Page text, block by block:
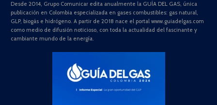
Desde 2014, Grupo Comunicar edita anualmente la GUÍA DEL GAS, única
publicación en Colombia especializada en gases combustibles: gas natural,
GLP, biogás e hidrógeno. A partir de 2018 nace el portal www.guiadelgas.com
como medio de difusión noticioso, con toda la actualidad del fascinante y
cambiante mundo de la energía.